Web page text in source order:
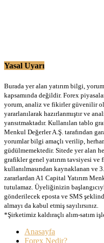
Yasal Uyarı
Burada yer alan yatırım bilgi,
kapsamında değildir. Forex
yorum, analiz ve fikirler güvenilir
yararlanılarak hazırlanmıştır ve
yansıtmaktadır. Kullanılan tablo
Menkul Değerler A.Ş. tarafından
yorumlar bilgi amaçlı verilip,
güdülmemektedir. Sitede yer alan
grafikler genel yatırım tavsiyesi
kullanılmasından kaynaklanan ve
zararlardan A1 Capital Yatırım
tutulamaz. Üyeliğinizin
gönderilecek eposta ve SMS
almayı da kabul etmiş sayılırsınız.
*Şirketimiz kaldıraçlı alım-satım
Anasayfa
Forex Nedir?